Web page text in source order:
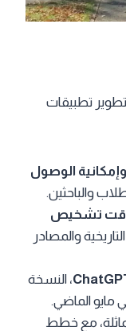
تطبيقات
الوصول
والباحثين.
تشخيص
والمصادر
، النسخة
مع خطط